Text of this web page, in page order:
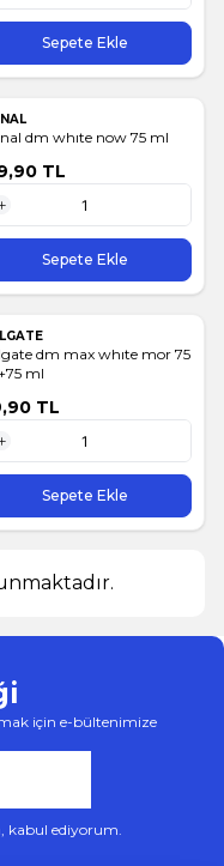
Sepete Ekle
dm whıte now 75 ml
TL
Sepete Ekle
dm max whıte mor 75
ml
TL
Sepete Ekle
için e-bültenimize
kabul ediyorum.